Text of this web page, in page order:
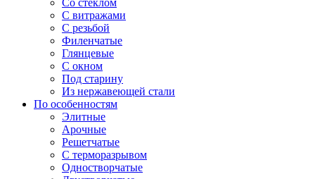
Со стеклом
С витражами
С резьбой
Филенчатые
Глянцевые
С окном
Под старину
Из нержавеющей стали
По особенностям
Элитные
Арочные
Решетчатые
С терморазрывом
Одностворчатые